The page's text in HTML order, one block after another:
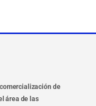
de
área de las